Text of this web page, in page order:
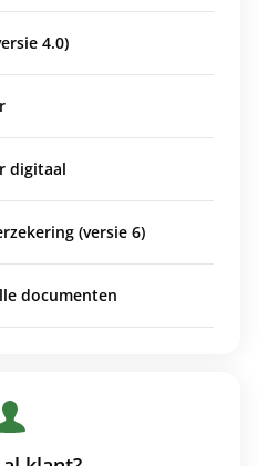
4.0)
digitaal
(versie 6)
documenten